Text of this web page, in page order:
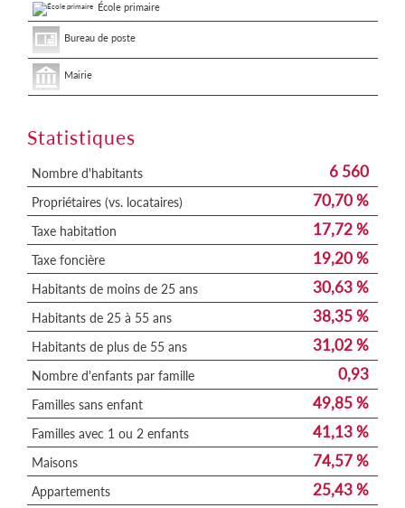
École primaire
Bureau de poste
Mairie
Statistiques
Nombre d'habitants 6 560
Propriétaires (vs. locataires) 70,70 %
Taxe habitation 17,72 %
Taxe foncière 19,20 %
Habitants de moins de 25 ans 30,63 %
Habitants de 25 à 55 ans 38,35 %
Habitants de plus de 55 ans 31,02 %
Nombre d'enfants par famille 0,93
Familles sans enfant 49,85 %
Familles avec 1 ou 2 enfants 41,13 %
Maisons 74,57 %
Appartements 25,43 %